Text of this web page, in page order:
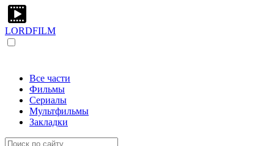
LORDFILM
Все части
Фильмы
Сериалы
Мультфильмы
Закладки